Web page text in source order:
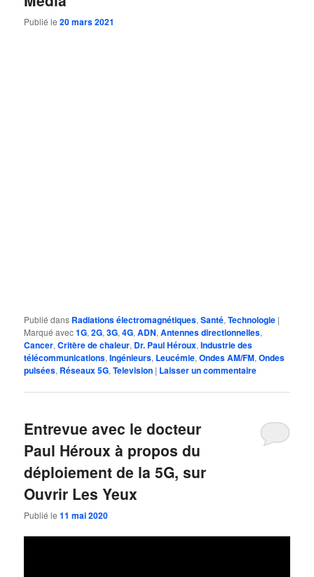
Publié le20 mars 2021
Publié dans Radiations électromagnétiques,Santé,Technologie |
Marqué avec1G,2G,3G,4G,ADN,Antennes directionnelles,
Cancer,Critère de chaleur, Dr. Paul Héroux,Industrie des
télécommunications,Ingénieurs, Leucémie,Ondes AM/FM,Ondes
pulsées, Réseaux 5G,Television | Laisser un commentaire
Entrevue avec le docteur
Paul Héroux à propos du
déploiement de la 5G, sur
Ouvrir Les Yeux
Publié le11 mai 2020